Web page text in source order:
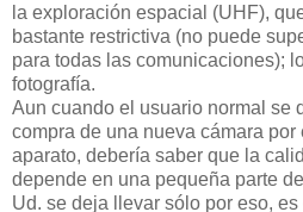
la exploración espacial (UHF),
bastante restrictiva (no puede
para todas las comunicaciones);
fotografía.
Aun cuando el usuario normal se
compra de una nueva cámara por
aparato, debería saber que la
depende en una pequeña parte
Ud. se deja llevar sólo por eso, es